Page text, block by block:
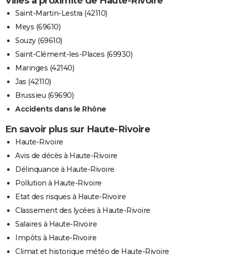
Saint-Martin-Lestra (42110)
Meys (69610)
Souzy (69610)
Saint-Clément-les-Places (69930)
Maringes (42140)
Jas (42110)
Brussieu (69690)
Accidents dans le Rhône
En savoir plus sur Haute-Rivoire
Haute-Rivoire
Avis de décès à Haute-Rivoire
Délinquance à Haute-Rivoire
Pollution à Haute-Rivoire
Etat des risques à Haute-Rivoire
Classement des lycées à Haute-Rivoire
Salaires à Haute-Rivoire
Impôts à Haute-Rivoire
Climat et historique météo de Haute-Rivoire